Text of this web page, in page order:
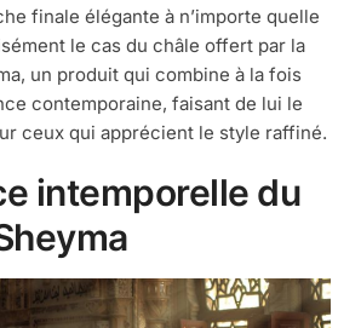
finale élégante à n’importe quelle
le cas du châle offert par la
un produit qui combine à la fois
contemporaine, faisant de lui le
ceux qui apprécient le style raffiné.
intemporelle du